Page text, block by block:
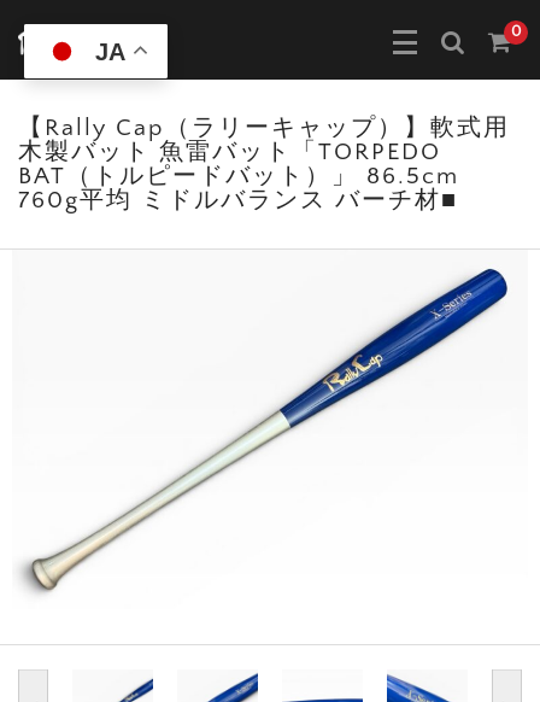
0
【Rally Cap（ラリーキャップ）】軟式用
木製バット 魚雷バット「TORPEDO
BAT（トルピードバット）」 86.5cm
760g平均 ミドルバランス バーチ材■
JA